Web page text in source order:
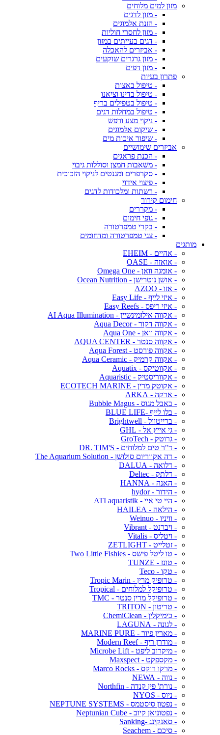
מזון למים מלוחים
- מזון לדגים
- הזנת אלמוגים
- מזון לחסרי חוליות
- דגים בעייתים במזון
- אביזרים להאכלה
- מזון גרגרים שוקעים
- מזון דפים
פתרון בעיות
- טיפול באצות
- טיפול בדינו וציאנו
- טיפול בטפילים בריף
- טיפול במחלות דגים
- ניקוי מצע ורפש
- שיקום אלמוגים
- שיפור איכות מים
אביזרים שימושיים
- הכנת פראגים
- משאבות חמצן וסוללות גיבוי
- סקרפרים ומגנטים לניקוי הזכוכית
- פיצוי אידוי
- רשתות ומלכודות לדגים
חימום קירור
- מקררים
- גופי חימום
- בקרי טמפרטורה
- צגי טמפרטורה ומדחומים
מותגים
- אהיים - EHEIM
- אואזה - OASE
- אומגה וואן - Omega One
- אושן נוטרישן - Ocean Nutrition
- אזו - AZOO
- איזי לייף - Easy Life
- איזי ריפס - Easy Reefs
- אקווה אילומינשיין - AI Aqua Illumination
- אקווה דקור - Aqua Decor
- אקווה וואן - Aqua One
- אקווה סנטר - AQUA CENTER
- אקווה פורסט - Aqua Forest
- אקווה קרמיק - Aqua Ceramic
- אקווטיקס - Aquatix
- אקווריסטיק - Aquaristic
- אקוטק מרין - ECOTECH MARINE
- ארקה - ARKA
- באבל מגוס - Bubble Magus
- בלו לייף -BLUE LIFE
- ברייטוול - Brightwell
- גי אייץ אל - GHL
- גרוטק - GroTech
- ד"ר טים למלוחים - DR. TIM'S
- דה אקווריום סולושן - The Aquarium Solution
- דלואה - DALUA
- דלתק - Deltec
- האנה - HANNA
- הידור - hydor
- היי טי איי - ATI aquaristik
- הילאה - HAILEA
- וויניו - Weinuo
- ויברנט - Vibrant
- ויטליס - Vitalis
- זטלייט - ZETLIGHT
- טו ליטל פישס - Two Little Fishies
- טונז - TUNZE
- טקו - Teco
- טרופיק מרין - Tropic Marin
- טרופיקל למלוחים - Tropical
- טרופיקל מרין סנטר - TMC
- טריטון - TRITON
- כימיקלין - ChemiClean
- לגונה - LAGUNA
- מארין פיור - MARINE PURE
- מודרן ריף - Modern Reef
- מיקרוב ליפט - Microbe Lift
- מקספקט - Maxspect
- מרקו רוקס - Marco Rocks
- נווה - NEWA
- נורת' פין קנדה - Northfin
- ניוס - NYOS
- נפטון סיסטמס - NEPTUNE SYSTEMS
- נפטוניאן קיוב - Neptunian Cube
- סאנקינג -Sanking
- סיכם - Seachem